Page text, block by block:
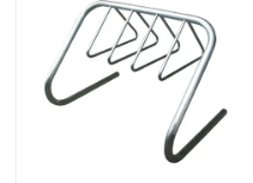
인용 을 요청 하십시오
야외 금속 벤치
야외 목재 벤치